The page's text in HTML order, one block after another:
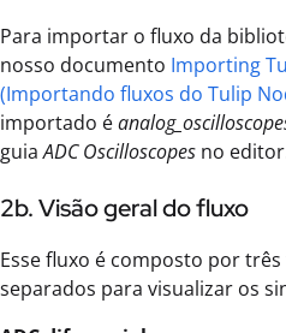
Para importar o fluxo da
nosso documento Importing
(Importando fluxos do Tulip
importado é
guiaADC Oscilloscopes no
2b. Visão geral do fluxo
Esse fluxo é composto por
separados para visualizar os